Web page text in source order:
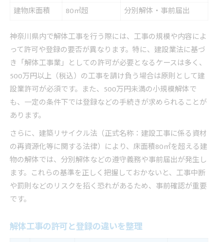
登録が必要な解体工事と不要な工事の見極め方
実際に許可が必要となる工事内容とは
解体工事の基礎知識を分かりやすく整理
助成金を活用した安全な解体計画の始め方
小田原市の解体工事助成金制度比較一覧
助成金を活用するための申請準備ポイント
対象となる解体工事の条件と注意事項
申請から受給までの流れと必要書類
手続きで押さえるべき解体工事と登録のポイント
解体工事登録に必要な書類と提出先早見表
手続きの流れを分かりやすく解説
登録申請前に確認すべきポイントまとめ
建物床面積
80㎡超 分別解体・事前届出
神奈川県内で解体工事を行う際には、工事の規模や内容によ
って許可や登録の要否が異なります。特に、建設業法に基づ
き「解体工事業」としての許可が必要となるケースは多く、
500万円以上（税込）の工事を請け負う場合は原則として建
設業許可が必須です。また、500万円未満の小規模解体で
も、一定の条件下では登録などの手続きが求められることが
あります。
さらに、建築リサイクル法（正式名称：建設工事に係る資材
の再資源化等に関する法律）により、床面積80㎡を超える建
物の解体では、分別解体などの遵守義務や事前届出が発生し
ます。これらの基準を正しく把握しておかないと、工事中断
や罰則などのリスクを招く恐れがあるため、事前確認が重要
です。
解体工事の許可と登録の違いを整理